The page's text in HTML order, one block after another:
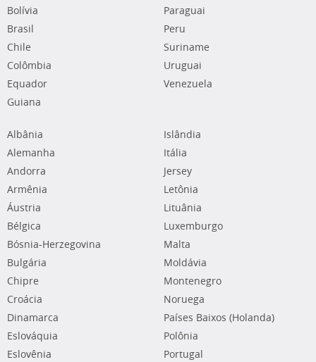
Bolívia
Brasil
Chile
Colômbia
Equador
Guiana
Paraguai
Peru
Suriname
Uruguai
Venezuela
Albânia
Alemanha
Andorra
Armênia
Áustria
Bélgica
Bósnia-Herzegovina
Bulgária
Chipre
Croácia
Dinamarca
Eslováquia
Eslovênia
Islândia
Itália
Jersey
Letônia
Lituânia
Luxemburgo
Malta
Moldávia
Montenegro
Noruega
Países Baixos (Holanda)
Polônia
Portugal